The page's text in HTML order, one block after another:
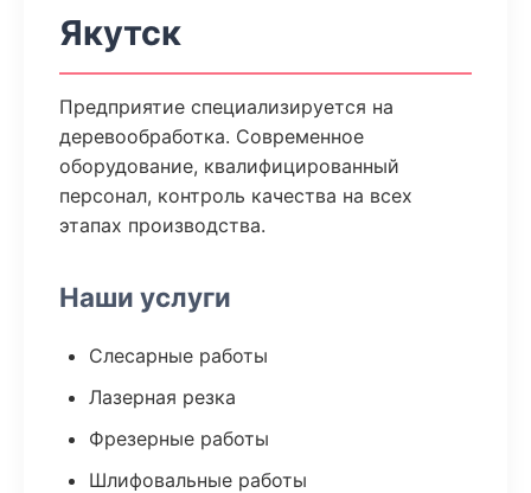
Якутск
Предприятие специализируется на
деревообработка. Современное
оборудование, квалифицированный
персонал, контроль качества на всех
этапах производства.
Наши услуги
Слесарные работы
Лазерная резка
Фрезерные работы
Шлифовальные работы